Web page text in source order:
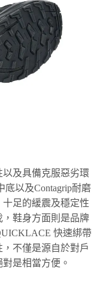
及具備克服惡劣環
底以及Contagrip耐磨
十足的緩震及穩定性
鞋身方面則是品牌
快速綁帶
不僅是源自於對戶
是相當方便。